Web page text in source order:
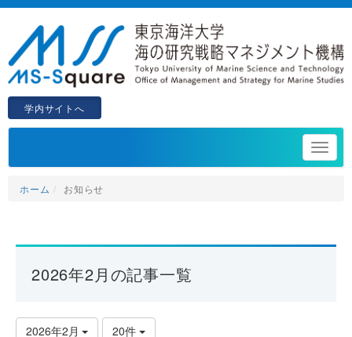
学内サイトへ
ホーム お知らせ
2026年2月の記事一覧
2026年2月 20件